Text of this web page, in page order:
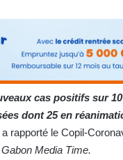
cas positifs sur
dont 25 en
a rapporté le Copil-
Gabon Media Time.